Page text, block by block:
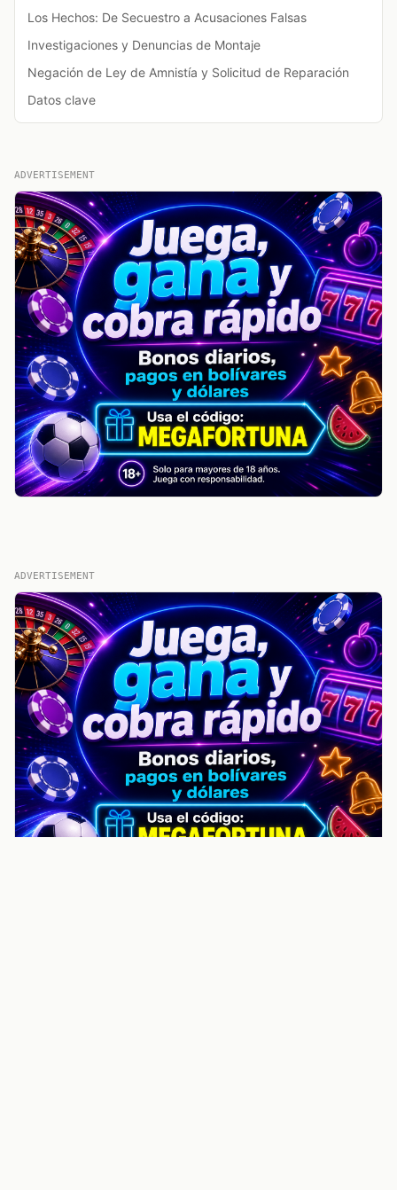
Los Hechos: De Secuestro a Acusaciones Falsas
Investigaciones y Denuncias de Montaje
Negación de Ley de Amnistía y Solicitud de Reparación
Datos clave
ADVERTISEMENT
ADVERTISEMENT